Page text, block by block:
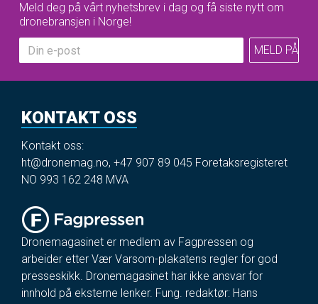
Meld deg på vårt nyhetsbrev i dag og få siste nytt om
dronebransjen i Norge!
KONTAKT OSS
Kontakt oss:
ht@dronemag.no, +47 907 89 045 Foretaksregisteret
NO 993 162 248 MVA
Dronemagasinet er medlem av Fagpressen og
arbeider etter Vær Varsom-plakatens regler for god
presseskikk. Dronemagasinet har ikke ansvar for
innhold på eksterne lenker. Fung. redaktør: Hans